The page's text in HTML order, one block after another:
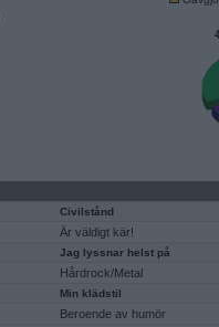
Civilstånd
Är väldigt kär!
Jag lyssnar helst på
Hårdrock/Metal
Min klädstil
Beroende av humör